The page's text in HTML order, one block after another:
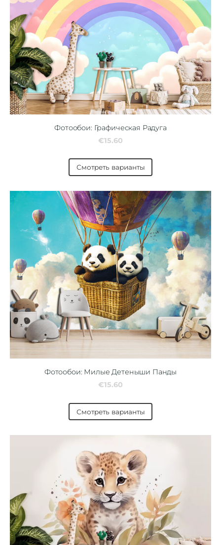
Фотообои: Графическая Радуга
€15.60
Смотреть варианты
Фотообои: Милые Детеныши Панды
€15.60
Смотреть варианты